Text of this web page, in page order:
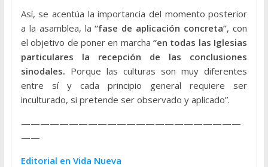
Así, se acentúa la importancia del momento posterior
a la asamblea, la“fase de aplicación concreta”, con
el objetivo de poner en marcha“en todas las Iglesias
particulares la recepción de las conclusiones
sinodales. Porque las culturas son muy diferentes
entre sí y cada principio general requiere ser
inculturado, si pretende ser observado y aplicado”.
———————————————————————
——
Editorial en Vida Nueva